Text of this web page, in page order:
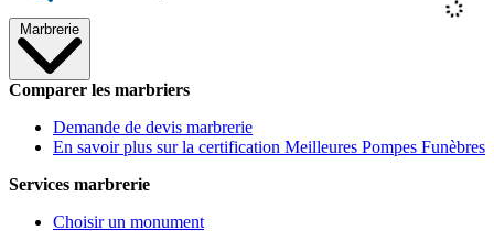
Marbrerie
Comparer les marbriers
Demande de devis marbrerie
En savoir plus sur la certification Meilleures Pompes Funèbres
Services marbrerie
Choisir un monument